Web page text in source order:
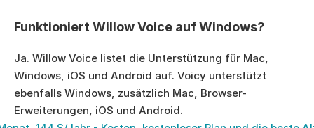
Funktioniert Willow Voice auf Windows?
Ja. Willow Voice listet die Unterstützung für Mac,
Windows, iOS und Android auf. Voicy unterstützt
ebenfalls Windows, zusätzlich Mac, Browser-
Erweiterungen, iOS und Android.